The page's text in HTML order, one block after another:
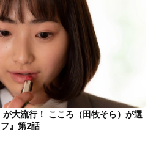
大流行！ こころ（田牧そら）が選
』第2話